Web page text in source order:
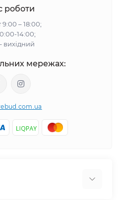
роботи
– 18:00;
14:00;
вихідний
мережах: